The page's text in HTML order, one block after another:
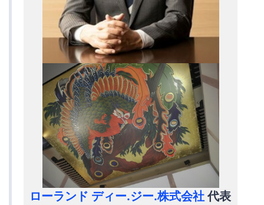
ローランド ディー.ジー.株式会社代表